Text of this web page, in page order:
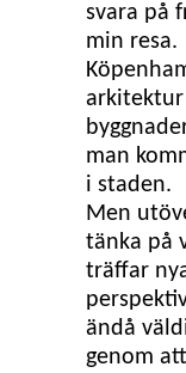
svara på
min resa.
man
i staden.
Men
tänka på
träffar
ändå
genom